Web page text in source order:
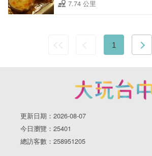
7.74 公里
1
更新日期：2026-08-07
今日瀏覽：25401
總訪客數：258951205